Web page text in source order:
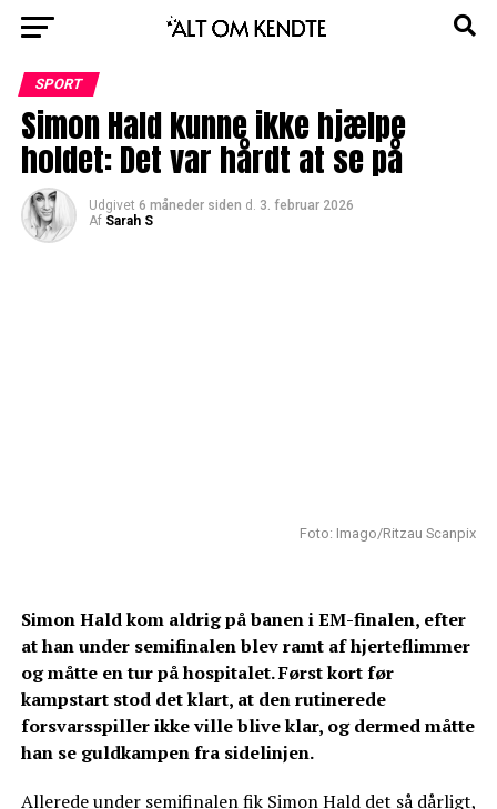
SPORT
Simon Hald kunne ikke hjælpe
holdet: Det var hårdt at se på
Udgivet 6 måneder siden d. 3. februar 2026
Af Sarah S
Foto: Imago/Ritzau Scanpix
Simon Hald kom aldrig på banen i EM-finalen, efter
at han under semifinalen blev ramt af hjerteflimmer
og måtte en tur på hospitalet. Først kort før
kampstart stod det klart, at den rutinerede
forsvarsspiller ikke ville blive klar, og dermed måtte
han se guldkampen fra sidelinjen.
Allerede under semifinalen fik Simon Halddet så dårligt,